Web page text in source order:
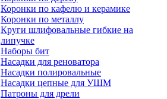
Коронки по кафелю и керамике
Коронки по металлу
Круги шлифовальные гибкие на
липучке
Наборы бит
Насадки для реноватора
Насадки полировальные
Насадки цепные для УШМ
Патроны для дрели